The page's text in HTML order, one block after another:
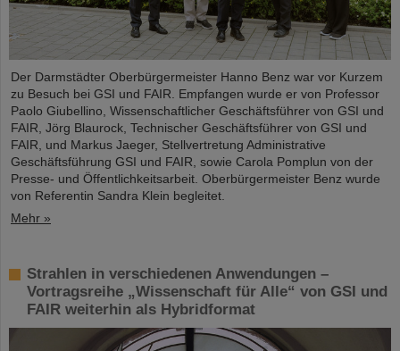
Der Darmstädter Oberbürgermeister Hanno Benz war vor Kurzem
zu Besuch bei GSI und FAIR. Empfangen wurde er von Professor
Paolo Giubellino, Wissenschaftlicher Geschäftsführer von GSI und
FAIR, Jörg Blaurock, Technischer Geschäftsführer von GSI und
FAIR, und Markus Jaeger, Stellvertretung Administrative
Geschäftsführung GSI und FAIR, sowie Carola Pomplun von der
Presse- und Öffentlichkeitsarbeit. Oberbürgermeister Benz wurde
von Referentin Sandra Klein begleitet.
Mehr »
Strahlen in verschiedenen Anwendungen –
Vortragsreihe „Wissenschaft für Alle“ von GSI und
FAIR weiterhin als Hybridformat